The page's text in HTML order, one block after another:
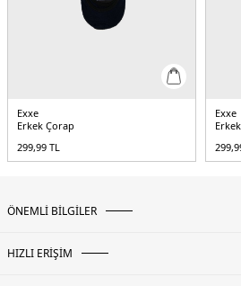
Exxe
Erkek Çorap
299,99 TL
Exxe
ÖNEMLİ BİLGİLER
HIZLI ERİŞİM